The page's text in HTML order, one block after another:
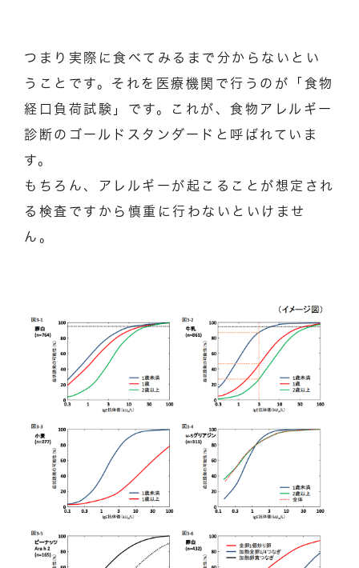
つまり実際に食べてみるまで分からないとい
うことです。それを医療機関で行うのが「食物
経口負荷試験」です。これが、食物アレルギー
診断のゴールドスタンダードと呼ばれていま
す。
もちろん、アレルギーが起こることが想定され
る検査ですから慎重に行わないといけませ
ん。